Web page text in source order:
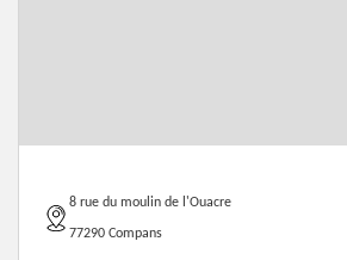
8 rue du moulin de l'Ouacre
77290 Compans